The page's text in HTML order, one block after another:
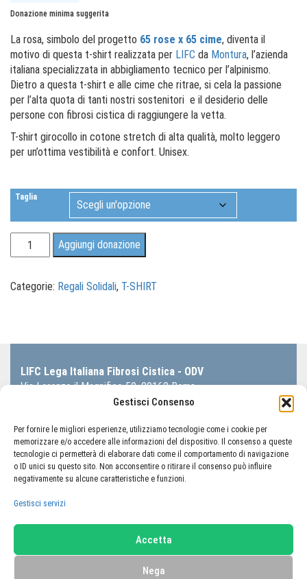
Gestisci Consenso
Per fornire le migliori esperienze, utilizziamo tecnologie come i cookie per
memorizzare e/o accedere alle informazioni del dispositivo. Il consenso a queste
tecnologie ci permetterà di elaborare dati come il comportamento di navigazione
o ID unici su questo sito. Non acconsentire o ritirare il consenso può influire
negativamente su alcune caratteristiche e funzioni.
Gestisci servizi
Accetta
Nega
motivo di questa t-shirt realizzata per
italiana specializzata in abbigliamento tecnico per l’alpinismo.
Dietro a questa t-shirt e alle cime che ritrae, si cela la passione
per l’alta quota di tanti nostri sostenitori e il desiderio delle
persone con fibrosi cistica di raggiungere la vetta.
T-shirt girocollo in cotone stretch di alta qualità, molto leggero
per un’ottima vestibilità e confort. Unisex.
Taglia
T-
65
rose
cime
Aggiungi donazione
Categorie: Regali Solidali,T-SHIRT
TORNA AL PORTALE LIFC
Home Carrello
Il mio account
Termini e condizioni
Privacy Policy
Cookie Policy (UE)
© 2026 LIFC Lega Italiana Fibrosi Cistica - ODV, tutti i diritti sono
riservati. |Credits